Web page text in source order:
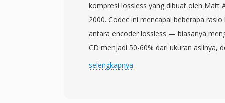
kompresi lossless yang dibuat oleh Matt
2000. Codec ini mencapai beberapa
antara encoder lossless — biasanya
CD menjadi 50-60% dari ukuran aslinya,
yang lebih kecil lagi dengan
selengkapnya